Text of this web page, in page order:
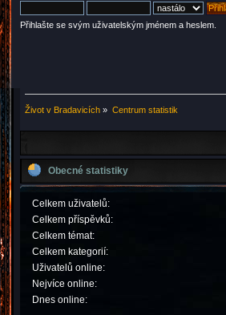
Přihlašte se svým uživatelským jménem a heslem.
Život v Bradavicích » Centrum statistik
Obecné statistiky
Celkem uživatelů:
Celkem příspěvků:
Celkem témat:
Celkem kategorií:
Uživatelů online:
Nejvíce online:
Dnes online: